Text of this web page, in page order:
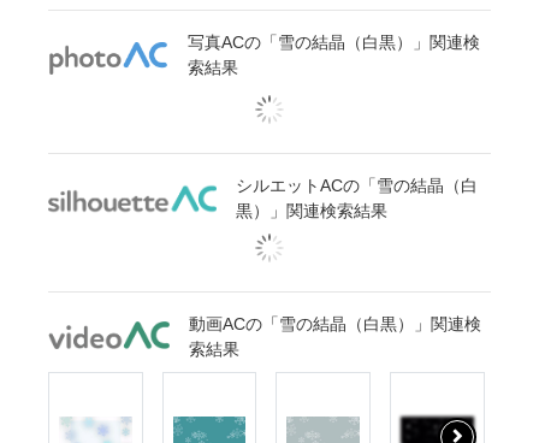
写真ACの「雪の結晶（白黒）」関連検
索結果
シルエットACの「雪の結晶（白
黒）」関連検索結果
動画ACの「雪の結晶（白黒）」関連検
索結果